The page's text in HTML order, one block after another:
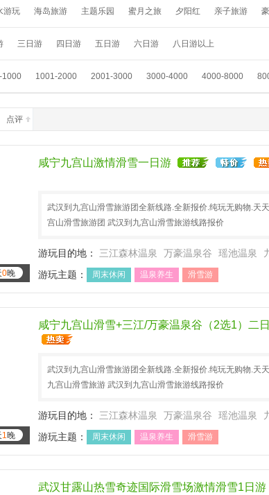
游玩 海岛旅游 主题乐园 蜜月之旅 夕阳红 亲子旅游
福朝拜 中秋小假 国庆长假 温泉养生 春节旅游
三日游 四日游 五日游 六日游 八日游以上
1000 1001-2000 2001-3000 3000-4000 4000-8000
点评
0晚
咸宁九宫山激情滑雪一日游
武汉到九宫山滑雪旅游团全新线路.全新报价.纯玩无购物.天
宫山滑雪旅游团 武汉到九宫山滑雪旅游线路报价
游玩目的地： 三江森林温泉 万豪温泉谷 瑶池温泉
游玩主题：
周末休闲 温泉养生 滑雪游
1晚
咸宁九宫山滑雪+三江/万豪温泉谷（2选1）二
武汉到九宫山滑雪旅游团全新线路.全新报价.纯玩无购物.天
九宫山滑雪旅游 武汉到九宫山滑雪旅游线路报价
游玩目的地： 三江森林温泉 万豪温泉谷 瑶池温泉
游玩主题：
周末休闲 温泉养生 滑雪游
武汉甘露山热雪奇迹国际滑雪场激情滑雪1日游